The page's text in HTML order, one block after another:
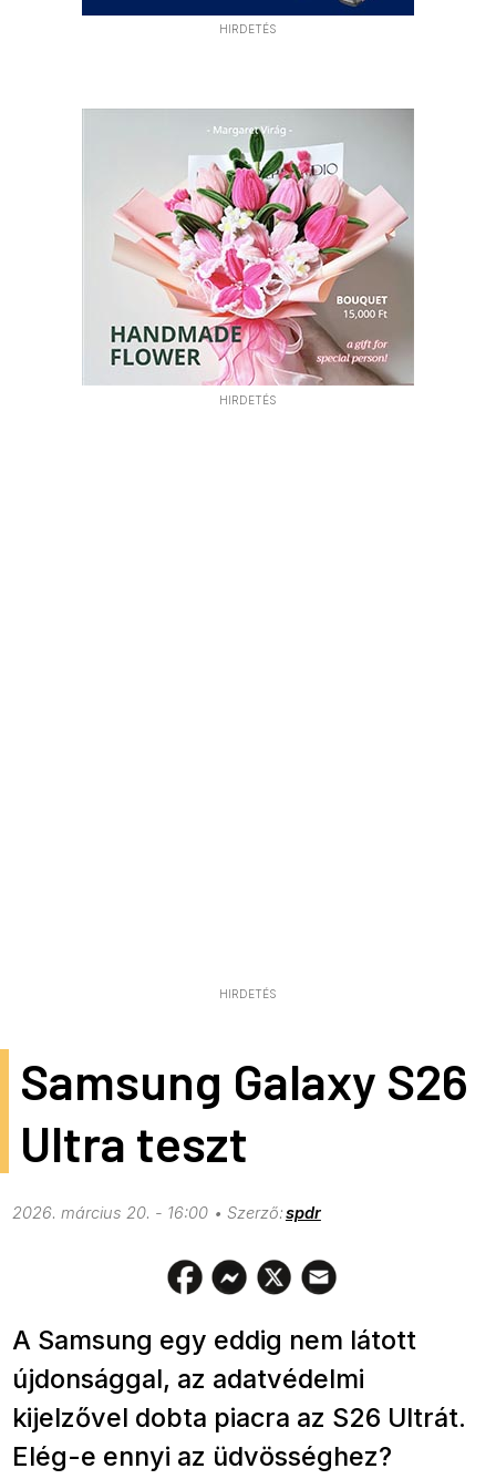
HIRDETÉS
HIRDETÉS
HIRDETÉS
Samsung Galaxy S26
Ultra teszt
2026. március 20. - 16:00 spdr
A Samsung egy eddig nem látott
újdonsággal, az adatvédelmi
kijelzővel dobta piacra az S26 Ultrát.
Elég-e ennyi az üdvösséghez?